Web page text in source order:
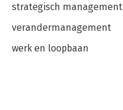
strategisch management
verandermanagement
werk en loopbaan